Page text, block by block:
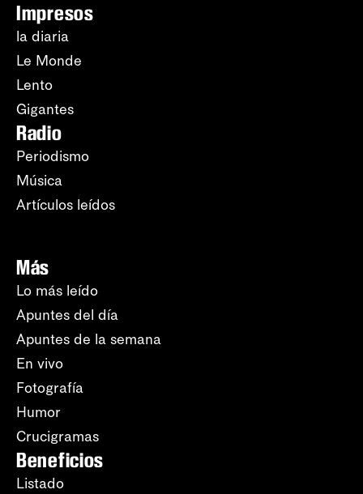
Impresos
la diaria
Le Monde
Lento
Gigantes
Radio
Periodismo
Música
Artículos leídos
Más
Lo más leído
Apuntes del día
Apuntes de la semana
En vivo
Fotografía
Humor
Crucigramas
Beneficios
Listado